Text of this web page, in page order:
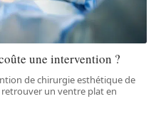
une intervention ?
de chirurgie esthétique de
retrouver un ventre plat en